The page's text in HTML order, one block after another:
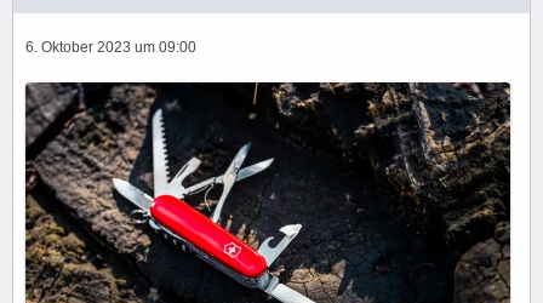
6. Oktober 2023 um 09:00